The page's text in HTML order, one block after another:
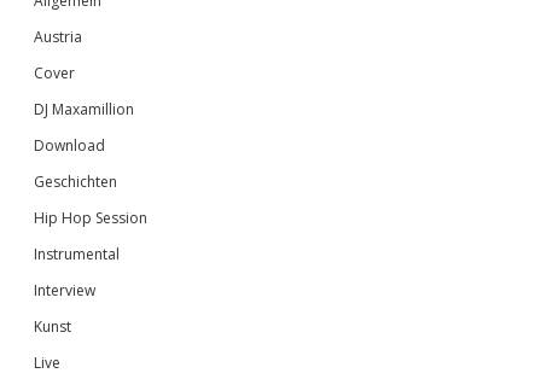
Austria
Cover
DJ Maxamillion
Download
Geschichten
Hip Hop Session
Instrumental
Interview
Kunst
Live